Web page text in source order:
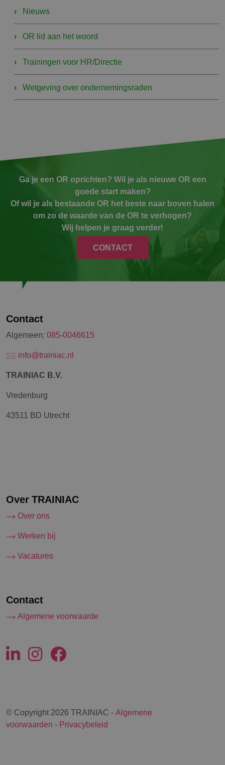
Nieuws
OR lid aan het woord
Trainingen voor HR/Directie
Wetgeving over ondernemingsraden
Ga je een OR oprichten? Wil je als nieuwe OR een
goede start maken?
Of wil je als bestaande OR het beste naar boven halen
om zo de waarde van de OR te verhogen?
Wij helpen je graag verder!
CONTACT
Contact
Algemeen: 085-0046615
info@trainiac.nl
TRAINIAC B.V.
Vredenburg
43511 BD Utrecht
Over TRAINIAC
Over ons
Werken bij
Vacatures
Contact
Algemene voorwaarde
© Copyright 2026 TRAINIAC -Algemene
voorwaarden - Privacybeleid